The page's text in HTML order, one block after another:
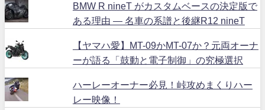
BMW R nineT がカスタムベースの決定版で
ある理由 ― 名車の系譜と後継R12 nineT
【ヤマハ愛】MT-09かMT-07か？元両オーナ
ーが語る「鼓動と電子制御」の究極選択
ハーレーオーナー必見！峠攻めまくりハー
レー映像！